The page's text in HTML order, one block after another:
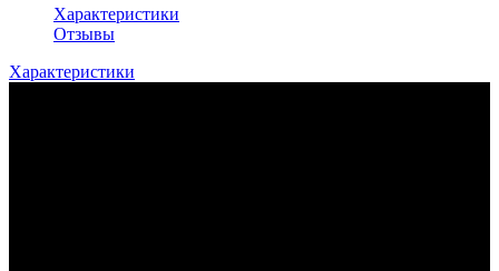
Характеристики
Отзывы
Характеристики